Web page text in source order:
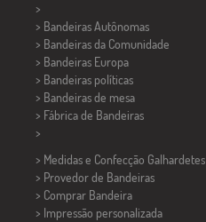
>
> Bandeiras Autônomas
> Bandeiras da Comunidade
> Bandeiras Europa
> Bandeiras políticas
> Bandeiras de mesa
> Fábrica de Bandeiras
>
> Medidas e Confecção Galhardetes
> Provedor de Bandeiras
> Comprar Bandeira
> Impressão personalizada